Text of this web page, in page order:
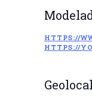
HTTPS://
HTTPS://